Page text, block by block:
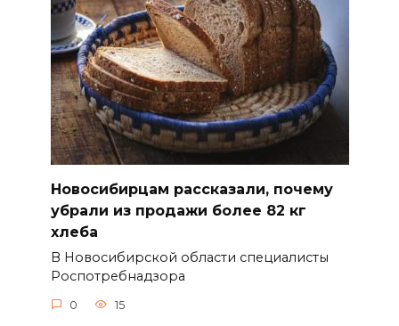
Новосибирцам рассказали, почему
убрали из продажи более 82 кг
хлеба
В Новосибирской области специалисты
Роспотребнадзора
0 15